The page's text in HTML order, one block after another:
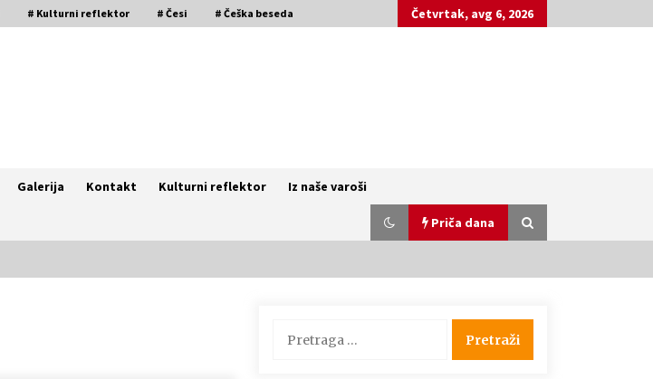
# Kulturni reflektor # Česi # Češka beseda Četvrtak, avg 6, 2026
Galerija Kontakt Kulturni reflektor Iz naše varoši
Priča dana
kulturne antropologije u Kruščici